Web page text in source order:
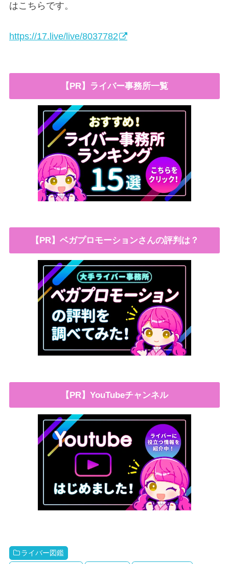
はこちらです。
https://17.live/live/8037782
【PR】ライバー事務所一覧
【PR】ベガプロモーションさんの評判は？
【PR】YouTubeチャンネル
ライバー図鑑